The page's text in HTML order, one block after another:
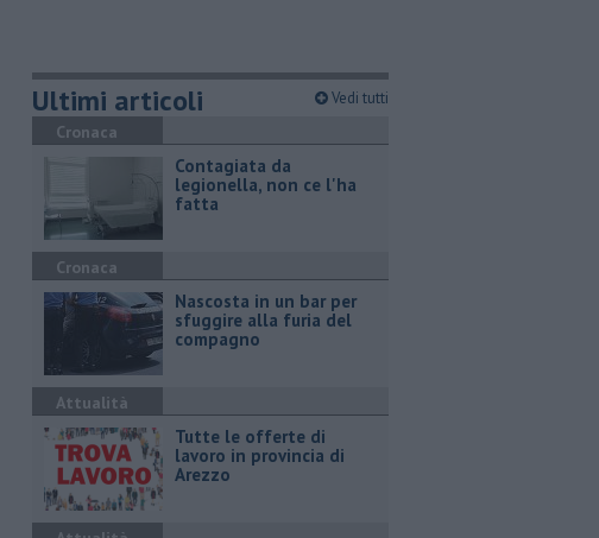
Ultimi articoli Vedi tutti
Cronaca
Contagiata da
legionella, non ce l'ha
fatta
Cronaca
Nascosta in un bar per
sfuggire alla furia del
compagno
Attualità
​Tutte le offerte di
lavoro in provincia di
Arezzo